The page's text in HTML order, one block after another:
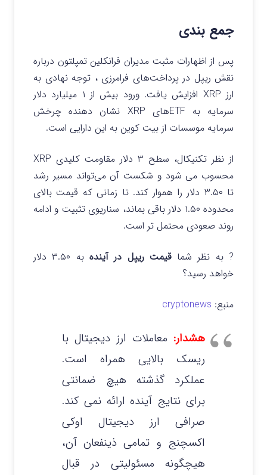
جمع بندی
پس از اظهارات مثبت مدیران فرانکلین تمپلتون درباره
نقش ریپل در پرداخت‌های فرامرزی ، توجه نهادی به
ارز XRP افزایش یافت.
ورود بیش از ۱ میلیارد دلار
سرمایه به ETFهای XRP نشان‌ دهنده چرخش
سرمایه موسسات از بیت کوین به این دارایی است.
از نظر تکنیکال، سطح ۳ دلار مقاومت کلیدی XRP
محسوب می شود و شکست آن می‌تواند مسیر رشد
تا ۳.۵۰ دلار را هموار کند.
تا زمانی که قیمت بالای
محدوده ۱.۵۰ دلار باقی بماند، سناریوی تثبیت و ادامه
روند صعودی محتمل‌ تر است.
? به نظر شماقیمت ریپل در آینده
به ۳.۵۰ دلار
خواهد رسید؟
منبع: cryptonews
هشدار: معاملات ارز دیجیتال با
ریسک بالایی همراه است.
عملکرد گذشته هیچ ضمانتی
برای نتایج آینده ارائه نمی‌ کند.
صرافی ارز دیجیتال اوکی
اکسچنج و تمامی ذینفعان آن،
هیچگونه مسئولیتی در قبال